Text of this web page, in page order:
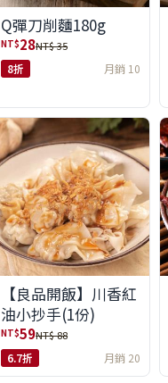
Q彈刀削麵180g
NT$28NT$ 35
8折 月銷 10
【良品開飯】川香紅
油小抄手(1份)
NT$59NT$ 88
6.7折 月銷 20